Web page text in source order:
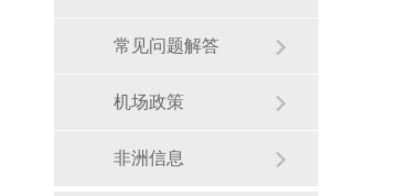
常见问题解答
机场政策
非洲信息